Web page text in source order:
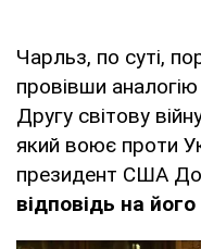
Чарльз, по суті,
провівши
Другу світову
який воює проти
президент США
відповідь на